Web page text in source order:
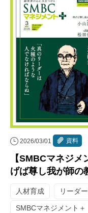
2026/03/01 資料
【SMBCマネジ
げば尊し我が師の
人材育成 リーダ
SMBCマネジメント＋